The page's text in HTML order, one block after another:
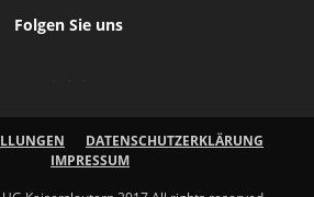
Folgen Sie uns
DATENSCHUTZERKLÄRUNG
IMPRESSUM